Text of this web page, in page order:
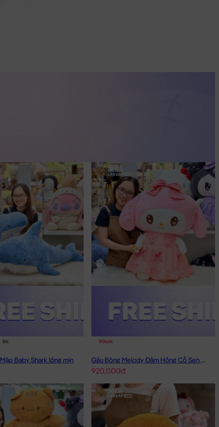
1m
Baby Shark lông mịn
90cm
Gấu Bông Melody Đầm Hồng Cổ Sen Đeo Nơ
920,000đ